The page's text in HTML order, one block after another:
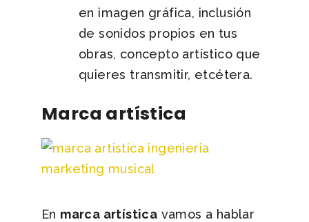
en imagen gráfica, inclusión
de sonidos propios en tus
obras, concepto artístico que
quieres transmitir, etcétera.
Marca artística
En marca artística vamos a hablar